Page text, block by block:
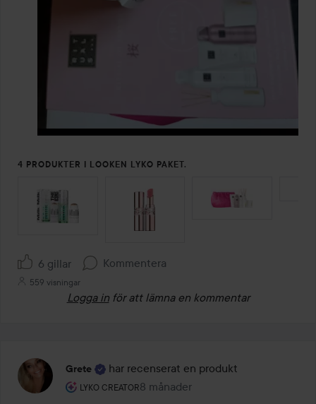
4 PRODUKTER I LOOKEN LYKO PAKET.
HOPPA ÖVER SEKTIONEN
6 gillar Kommentera
559 visningar
Logga in för att lämna en kommentar
Grete har recenserat en produkt
LYKO CREATOR
Användarens roll: Lyko Creator.
8 månader
Inlägget skapades 8 månader